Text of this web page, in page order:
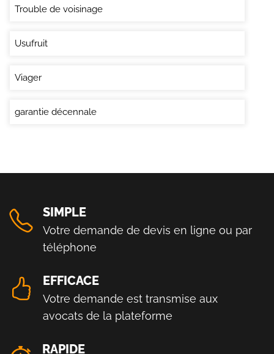
Trouble de voisinage
Usufruit
Viager
garantie décennale
SIMPLE
Votre demande de devis en ligne ou par
téléphone
EFFICACE
Votre demande est transmise aux
avocats de la plateforme
RAPIDE